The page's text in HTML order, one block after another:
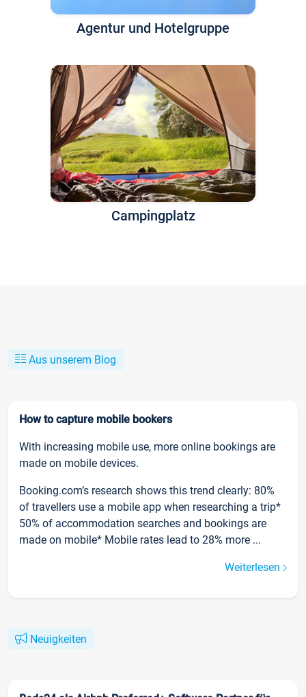
Agentur und Hotelgruppe
Campingplatz
Aus unserem Blog
How to capture mobile bookers
With increasing mobile use, more online bookings are
made on mobile devices.
Booking.com’s research shows this trend clearly: 80%
of travellers use a mobile app when researching a trip*
50% of accommodation searches and bookings are
made on mobile* Mobile rates lead to 28% more ...
Weiterlesen
Neuigkeiten